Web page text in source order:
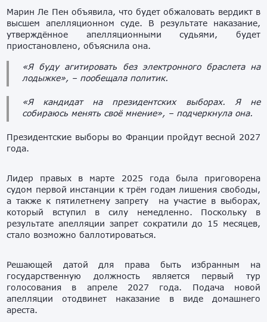
Марин Ле Пен объявила, что будет обжаловать вердикт в
высшем апелляционном суде. В результате наказание,
утверждённое апелляционными судьями, будет
приостановлено, объяснила она.
«Я буду агитировать без электронного браслета на
лодыжке», – пообещала политик.
«Я кандидат на президентских выборах. Я не
собираюсь менять своё мнение», – подчеркнула она.
Президентские выборы во Франции пройдут весной 2027
года.
Лидер правых в марте 2025 года была приговорена
судом первой инстанции к трём годам лишения свободы,
а также к пятилетнему запрету на участие в выборах,
который вступил в силу немедленно. Поскольку в
результате апелляции запрет сократили до 15 месяцев,
стало возможно баллотироваться.
Решающей датой для права быть избранным на
государственную должность является первый тур
голосования в апреле 2027 года. Подача новой
апелляции отодвинет наказание в виде домашнего
ареста.